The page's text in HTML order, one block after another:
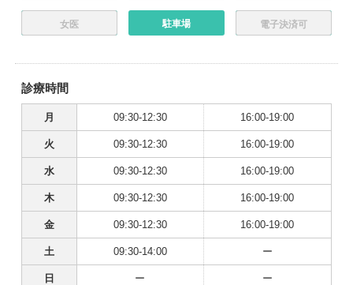
女医 駐車場 電子決済可
診療時間
月 09:30-12:30 16:00-19:00
火 09:30-12:30 16:00-19:00
水 09:30-12:30 16:00-19:00
木 09:30-12:30 16:00-19:00
金 09:30-12:30 16:00-19:00
土 09:30-14:00 ー
日 ー ー